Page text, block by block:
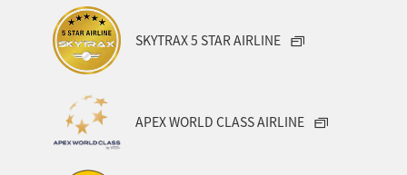
群馬県 鹿児島県
アメリカ アメリカ・カナダ・中南米
中国地方
石垣 沖縄県
SKYTRAX 5 STAR AIRLINE
APEX WORLD CLASS AIRLINE